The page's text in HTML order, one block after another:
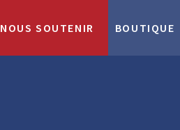
NOUS SOUTENIR BOUTIQUE